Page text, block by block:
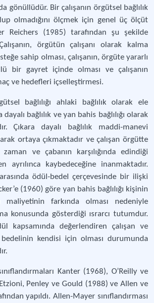
gönüllüdür. Bir çalışanın örgütsel bağlılık
olmadığını ölçmek için genel üç ölçüt
Reichers (1985) tarafından şu şekilde
örgütün çalışanı olarak kalma
sahip olması, çalışanın, örgüte yararlı
bir gayret içinde olması ve çalışanın
ve hedefleri içselleştirmesi.
bağlılığı ahlaki bağlılık olarak ele
dayalı bağlılık ve yan bahis bağlılığı olarak
Çıkara dayalı bağlılık maddi-manevi
ortaya çıkmaktadır ve çalışan örgütte
ve çabanın karşılığında edindiği
ayrılınca kaybedeceğine inanmaktadır.
ödül-bedel çerçevesinde bir ilişki
(1960) göre yan bahis bağlılığı kişinin
maliyetinin farkında olması nedeniyle
konusunda gösterdiği ısrarcı tutumdur.
kapsamında değerlendiren çalışan ve
kendisi için olması durumunda
Kanter (1968), O’Reilly ve
Penley ve Gould (1988) ve Allen ve
yapıldı. Allen-Mayer sınıflandırması